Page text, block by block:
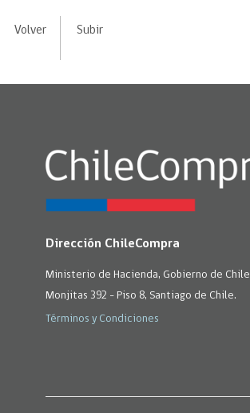
Volver Subir
Dirección ChileCompra
Ministerio de Hacienda, Gobierno de Chile
Monjitas 392 - Piso 8, Santiago de Chile.
Términos y Condiciones